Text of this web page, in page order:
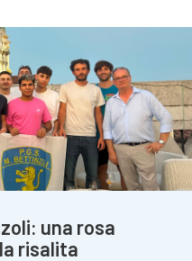
una rosa
risalita